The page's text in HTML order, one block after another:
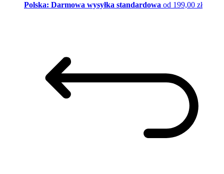
Polska: Darmowa wysyłka standardowa od 199,00 zł